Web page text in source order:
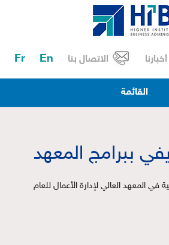
أخبارنا الاتصال بنا En
Fr
القائمة
ببرامج المعهد
في المعهد العالي لإدارة الأعمال للعام